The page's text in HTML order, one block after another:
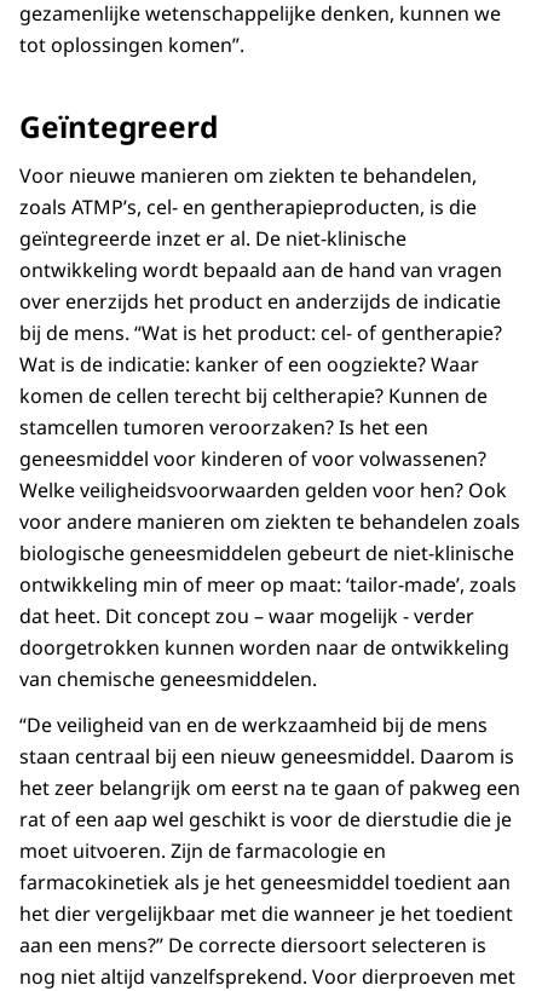
gezamenlijke wetenschappelijke denken, kunnen we
tot oplossingen komen”.
Geïntegreerd
Voor nieuwe manieren om ziekten te behandelen,
zoals ATMP’s, cel- en gentherapieproducten, is die
geïntegreerde inzet er al. De niet-klinische
ontwikkeling wordt bepaald aan de hand van vragen
over enerzijds het product en anderzijds de indicatie
bij de mens. “Wat is het product: cel- of gentherapie?
Wat is de indicatie: kanker of een oogziekte? Waar
komen de cellen terecht bij celtherapie? Kunnen de
stamcellen tumoren veroorzaken? Is het een
geneesmiddel voor kinderen of voor volwassenen?
Welke veiligheidsvoorwaarden gelden voor hen? Ook
voor andere manieren om ziekten te behandelen zoals
biologische geneesmiddelen gebeurt de niet-klinische
ontwikkeling min of meer op maat: ‘tailor-made’, zoals
dat heet. Dit concept zou – waar mogelijk - verder
doorgetrokken kunnen worden naar de ontwikkeling
van chemische geneesmiddelen.
“De veiligheid van en de werkzaamheid bij de mens
staan centraal bij een nieuw geneesmiddel. Daarom is
het zeer belangrijk om eerst na te gaan of pakweg een
rat of een aap wel geschikt is voor de dierstudie die je
moet uitvoeren. Zijn de farmacologie en
farmacokinetiek als je het geneesmiddel toedient aan
het dier vergelijkbaar met die wanneer je het toedient
aan een mens?” De correcte diersoort selecteren is
nog niet altijd vanzelfsprekend. Voor dierproeven met